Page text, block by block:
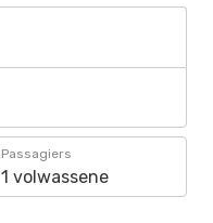
Passagiers
1 volwassene